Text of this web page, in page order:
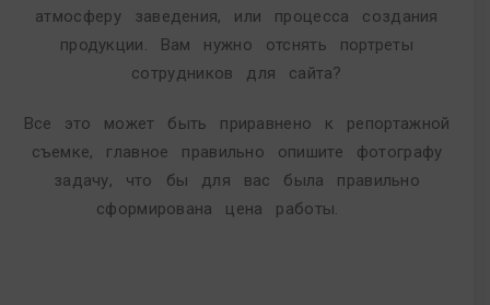
атмосферу заведения, или процесса создания
продукции. Вам нужно отснять портреты
сотрудников для сайта?
Все это может быть приравнено к репортажной
съемке, главное правильно опишите фотографу
задачу, что бы для вас была правильно
сформирована цена работы.